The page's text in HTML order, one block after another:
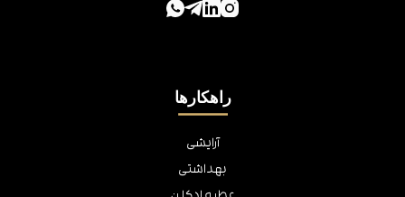
راهکارها
آرایشی
بهداشتی